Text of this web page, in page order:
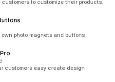
customers to customize their products.
photo magnets and buttons
customers easy create design